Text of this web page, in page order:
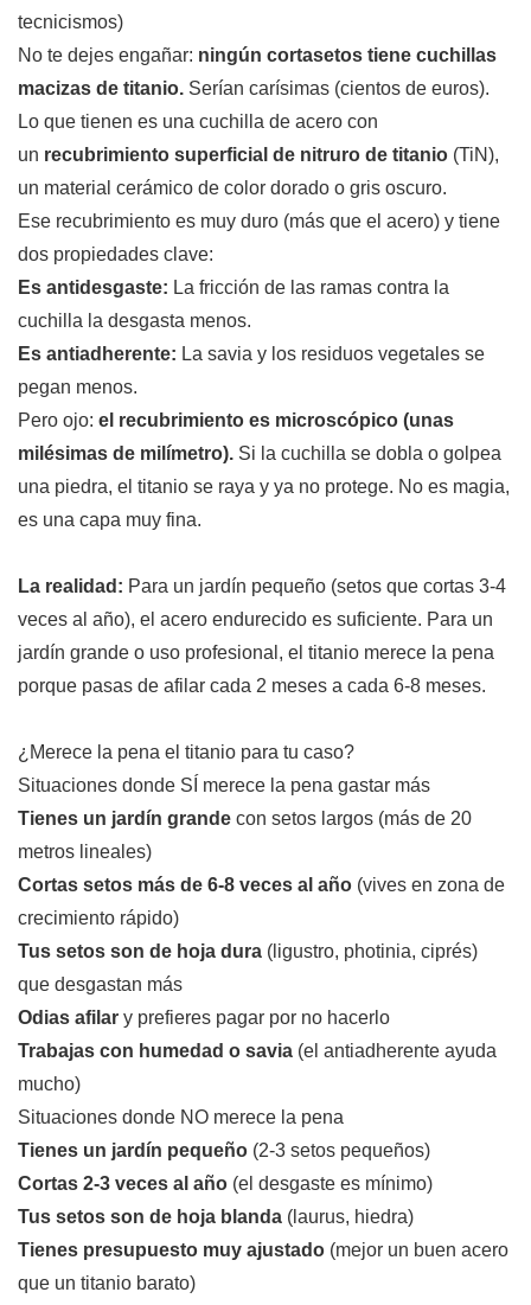
tecnicismos)
No te dejes engañar: ningún cortasetos tiene cuchillas
macizas de titanio. Serían carísimas (cientos de euros).
Lo que tienen es una cuchilla de acero con
un recubrimiento superficial de nitruro de titanio (TiN),
un material cerámico de color dorado o gris oscuro.
Ese recubrimiento es muy duro (más que el acero) y tiene
dos propiedades clave:
Es antidesgaste: La fricción de las ramas contra la
cuchilla la desgasta menos.
Es antiadherente: La savia y los residuos vegetales se
pegan menos.
Pero ojo: el recubrimiento es microscópico (unas
milésimas de milímetro). Si la cuchilla se dobla o golpea
una piedra, el titanio se raya y ya no protege. No es magia,
es una capa muy fina.
La realidad: Para un jardín pequeño (setos que cortas 3-4
veces al año), el acero endurecido es suficiente. Para un
jardín grande o uso profesional, el titanio merece la pena
porque pasas de afilar cada 2 meses a cada 6-8 meses.
¿Merece la pena el titanio para tu caso?
Situaciones donde SÍ merece la pena gastar más
Tienes un jardín grande con setos largos (más de 20
metros lineales)
Cortas setos más de 6-8 veces al año (vives en zona de
crecimiento rápido)
Tus setos son de hoja dura (ligustro, photinia, ciprés)
que desgastan más
Odias afilar y prefieres pagar por no hacerlo
Trabajas con humedad o savia (el antiadherente ayuda
mucho)
Situaciones donde NO merece la pena
Tienes un jardín pequeño (2-3 setos pequeños)
Cortas 2-3 veces al año (el desgaste es mínimo)
Tus setos son de hoja blanda (laurus, hiedra)
Tienes presupuesto muy ajustado (mejor un buen acero
que un titanio barato)